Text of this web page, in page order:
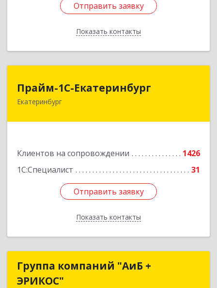
Отправить заявку
Показать контакты
Отправить заявку
Назад
Прайм-1С-Екатеринбург
Екатеринбург
Клиентов на сопровождении
1426
1С:Специалист
31
Отправить заявку
Показать контакты
Прайм-1С-Екатеринбург
620142, Свердловская обл, Екатеринбург г, 8
Отправить заявку
Назад
Группа компаний "АиБ +
ЭРИКОС"
Группа компаний "АиБ +